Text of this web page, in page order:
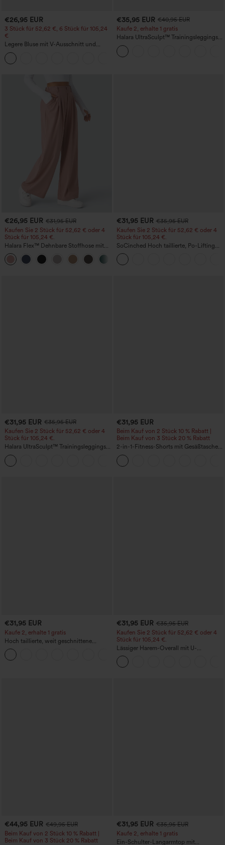
€26,95 EUR
3 Stück für 52,62 €, 6 Stück für 105,24
€
Legere Bluse mit V-Ausschnitt und
kurzen Puffärmeln
€35,95 EUR €40,95 EUR
Kaufe 2, erhalte 1 gratis
Halara UltraSculpt™ Trainingsleggings
mit hohem Bund – raffende Push-up-
Po-Form, Bauchkontrolle, Taschen und
formende Passform
€26,95 EUR €31,95 EUR
Kaufen Sie 2 Stück für 52,62 € oder 4
Stück für 105,24 €.
Halara Flex™ Dehnbare Stoffhose mit
hohem Bund, Waffelmuster,
Seitentaschen und weitem Bein
€31,95 EUR €35,95 EUR
Kaufen Sie 2 Stück für 52,62 € oder 4
Stück für 105,24 €.
SoCinched Hoch taillierte, Po-Lifting
7/8-Trainingsleggings mit
Bauchkontrolle und Seitentaschen
€31,95 EUR €35,95 EUR
Kaufen Sie 2 Stück für 52,62 € oder 4
Stück für 105,24 €.
Halara UltraSculpt™ Trainingsleggings
mit hoher Taille – formend, Po-Lifting,
Bauchkontrolle und mit Taschen
€31,95 EUR
Beim Kauf von 2 Stück 10 % Rabatt |
Beim Kauf von 3 Stück 20 % Rabatt
2-in-1-Fitness-Shorts mit Gesäßtasche
und seitlicher versteckter Tasche 6,3 cm
€31,95 EUR
Kaufe 2, erhalte 1 gratis
Hoch taillierte, weit geschnittene
Freizeithose aus Leinenmischung mit
Kordelzug und Taschen
€31,95 EUR €35,95 EUR
Kaufen Sie 2 Stück für 52,62 € oder 4
Stück für 105,24 €.
Lässiger Harem-Overall mit U-
Ausschnitt und Taschen - Easy Peezy
Edition
€44,95 EUR €49,95 EUR
Beim Kauf von 2 Stück 10 % Rabatt |
Beim Kauf von 3 Stück 20 % Rabatt
€31,95 EUR €35,95 EUR
Kaufe 2, erhalte 1 gratis
Ein-Schulter-Langarmtop mit